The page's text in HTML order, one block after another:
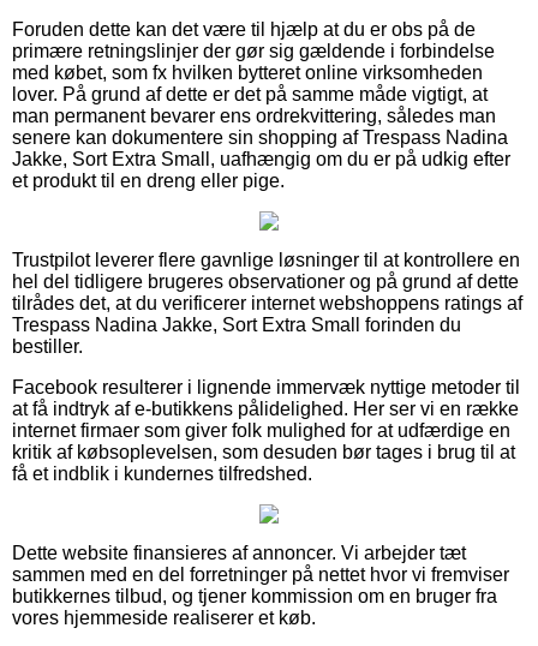
Foruden dette kan det være til hjælp at du er obs på de
primære retningslinjer der gør sig gældende i forbindelse
med købet, som fx hvilken bytteret online virksomheden
lover. På grund af dette er det på samme måde vigtigt, at
man permanent bevarer ens ordrekvittering, således man
senere kan dokumentere sin shopping af Trespass Nadina
Jakke, Sort Extra Small, uafhængig om du er på udkig efter
et produkt til en dreng eller pige.
Trustpilot leverer flere gavnlige løsninger til at kontrollere en
hel del tidligere brugeres observationer og på grund af dette
tilrådes det, at du verificerer internet webshoppens ratings af
Trespass Nadina Jakke, Sort Extra Small forinden du
bestiller.
Facebook resulterer i lignende immervæk nyttige metoder til
at få indtryk af e-butikkens pålidelighed. Her ser vi en række
internet firmaer som giver folk mulighed for at udfærdige en
kritik af købsoplevelsen, som desuden bør tages i brug til at
få et indblik i kundernes tilfredshed.
Dette website finansieres af annoncer. Vi arbejder tæt
sammen med en del forretninger på nettet hvor vi fremviser
butikkernes tilbud, og tjener kommission om en bruger fra
vores hjemmeside realiserer et køb.